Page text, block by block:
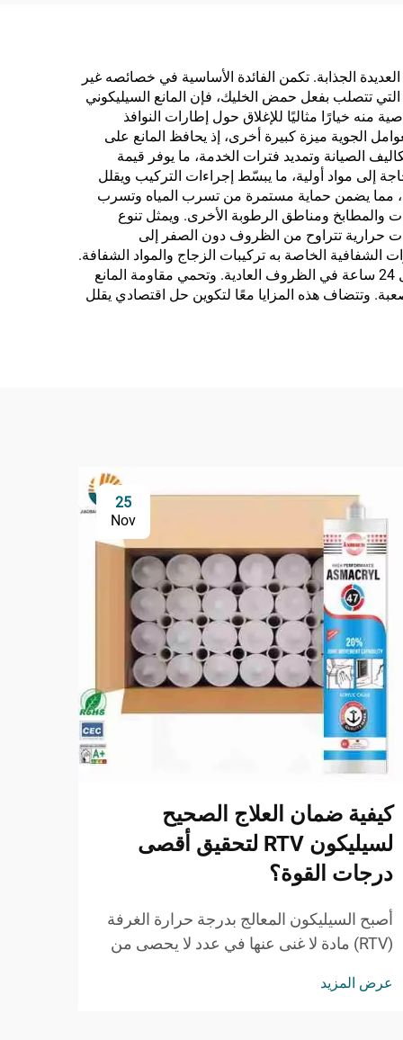
للاستخدام في البناء
الجذابة. تكمن الفائدة الأساسية في خصائصه غير
تتصلب بفعل حمض الخليك، فإن المانع السيليكوني
منه خيارًا مثاليًا للإغلاق حول إطارات النوافذ
الجوية ميزة كبيرة أخرى، إذ يحافظ المانع على
الصيانة وتمديد فترات الخدمة، ما يوفر قيمة
إلى مواد أولية، ما يبسّط إجراءات التركيب ويقلل
مما يضمن حماية مستمرة من تسرب المياه وتسرب
والمطابخ ومناطق الرطوبة الأخرى. ويمثل تنوع
حرارية تتراوح من الظروف دون الصفر إلى
الشفافية الخاصة به تركيبات الزجاج والمواد الشفافة.
وتمكّن خصائص العلاج السريع من إنجاز المشاريع بسرعة، حيث يحدث تكوين الطبقة الجلدية خلال دقائق ويتم العلاج الكامل خلال 24 ساعة في الظروف العادية. وتحمي مقاومة المانع
وتتضاف هذه المزايا معًا لتكوين حل اقتصادي يقلل
25
Nov
كيفية ضمان العلاج الصحيح
لسيليكون RTV لتحقيق أقصى
درجات القوة؟
أصبح السيليكون المعالج بدرجة حرارة الغرفة
(RTV) مادة لا غنى عنها في عدد لا يحصى من
الاستثنائية ومتانته ومقاومته الكيميائية. وفهم
عرض المزيد